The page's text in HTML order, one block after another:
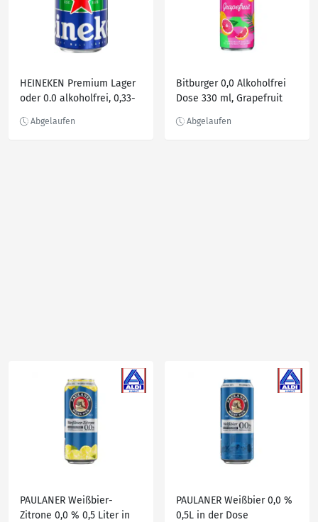
HEINEKEN Premium Lager
oder 0.0 alkoholfrei, 0,33-
Bitburger 0,0 Alkoholfrei
Dose 330 ml, Grapefruit
PAULANER Weißbier-
Zitrone 0,0 % 0,5 Liter in
PAULANER Weißbier 0,0 %
0,5L in der Dose